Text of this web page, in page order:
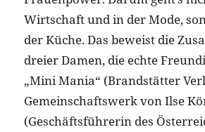
Wirtschaft und in der Mode,
der Küche. Das beweist die
dreier Damen, die echte
„Mini Mania“ (Brandstätter
Gemeinschaftswerk von Ilse
(Geschäftsführerin des